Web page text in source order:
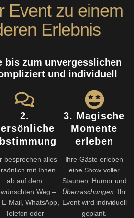
Event zu einem
Erlebnis
bis zum unvergesslichen
und individuell
2.
besprechen alles
mit Ihnen
ab auf dem
Weg –
E-Mail, WhatsApp,
Telefon oder
3. Magische
Momente
erleben
Ihre Gäste erleben
eine Show voller
Staunen, Humor und
Überraschungen. Ihr
Event wird individuell
geplant.